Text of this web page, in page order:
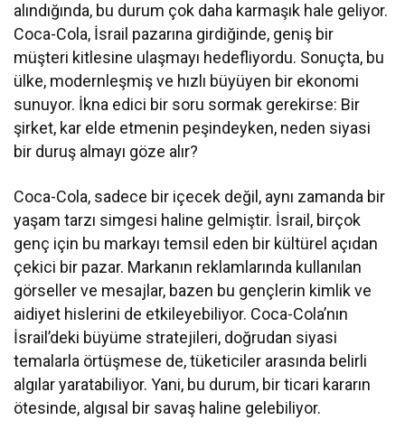
alındığında, bu durum çok daha karmaşık hale geliyor.
Coca-Cola, İsrail pazarına girdiğinde, geniş bir
müşteri kitlesine ulaşmayı hedefliyordu. Sonuçta, bu
ülke, modernleşmiş ve hızlı büyüyen bir ekonomi
sunuyor. İkna edici bir soru sormak gerekirse: Bir
şirket, kar elde etmenin peşindeyken, neden siyasi
bir duruş almayı göze alır?
Coca-Cola, sadece bir içecek değil, aynı zamanda bir
yaşam tarzı simgesi haline gelmiştir. İsrail, birçok
genç için bu markayı temsil eden bir kültürel açıdan
çekici bir pazar. Markanın reklamlarında kullanılan
görseller ve mesajlar, bazen bu gençlerin kimlik ve
aidiyet hislerini de etkileyebiliyor. Coca-Cola’nın
İsrail’deki büyüme stratejileri, doğrudan siyasi
temalarla örtüşmese de, tüketiciler arasında belirli
algılar yaratabiliyor. Yani, bu durum, bir ticari kararın
ötesinde, algısal bir savaş haline gelebiliyor.